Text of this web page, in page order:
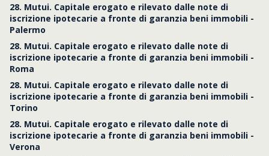
28. Mutui. Capitale erogato e rilevato dalle note di
iscrizione ipotecarie a fronte di garanzia beni immobili -
Palermo
28. Mutui. Capitale erogato e rilevato dalle note di
iscrizione ipotecarie a fronte di garanzia beni immobili -
Roma
28. Mutui. Capitale erogato e rilevato dalle note di
iscrizione ipotecarie a fronte di garanzia beni immobili -
Torino
28. Mutui. Capitale erogato e rilevato dalle note di
iscrizione ipotecarie a fronte di garanzia beni immobili -
Verona